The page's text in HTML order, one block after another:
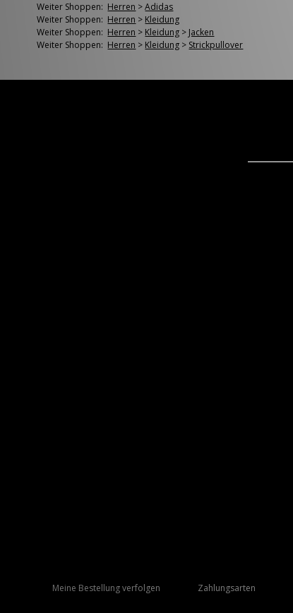
Weiter Shoppen: Herren >Adidas
Weiter Shoppen: Herren > Kleidung
Weiter Shoppen: Herren > Kleidung > Jacken
Weiter Shoppen: Herren > Kleidung > Strickpullover
Meine Bestellung verfolgen Zahlungsarten